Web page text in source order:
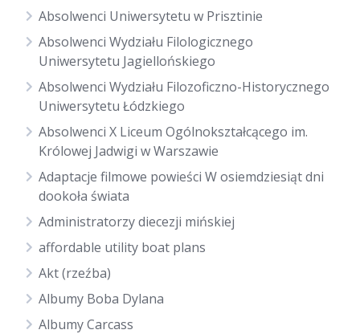
Absolwenci Uniwersytetu w Prisztinie
Absolwenci Wydziału Filologicznego
Uniwersytetu Jagiellońskiego
Absolwenci Wydziału Filozoficzno-Historycznego
Uniwersytetu Łódzkiego
Absolwenci X Liceum Ogólnokształcącego im.
Królowej Jadwigi w Warszawie
Adaptacje filmowe powieści W osiemdziesiąt dni
dookoła świata
Administratorzy diecezji mińskiej
affordable utility boat plans
Akt (rzeźba)
Albumy Boba Dylana
Albumy Carcass